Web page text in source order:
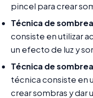
pincel para crear
Técnica de
consiste en utilizar
un efecto de luz y
Técnica de
técnica consiste en
crear sombras y dar